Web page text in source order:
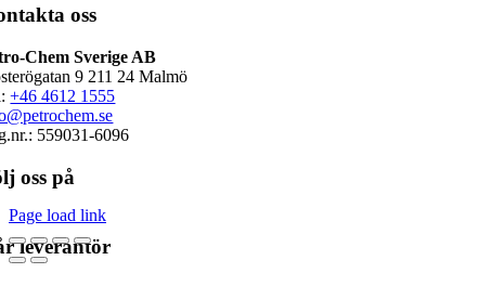
oss
Chem Sverige AB
9 211 24 Malmö
+46 4612 1555
559031-6096
oss på
leverantör
Page load link